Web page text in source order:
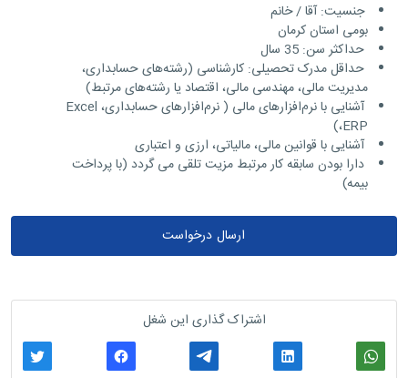
جنسیت: آقا / خانم
بومی استان کرمان
حداکثر سن: 35 سال
حداقل مدرک تحصیلی: کارشناسی (رشته‌های حسابداری،
مدیریت مالی، مهندسی مالی، اقتصاد یا رشته‌های مرتبط)
آشنایی با نرم‌افزارهای مالی ( نرم‌افزارهای حسابداری، Excel
،ERP)
آشنایی با قوانین مالی، مالیاتی، ارزی و اعتباری
دارا بودن سابقه کار مرتبط مزیت تلقی می گردد (با پرداخت
بیمه)
ارسال درخواست
اشتراک گذاری این شغل